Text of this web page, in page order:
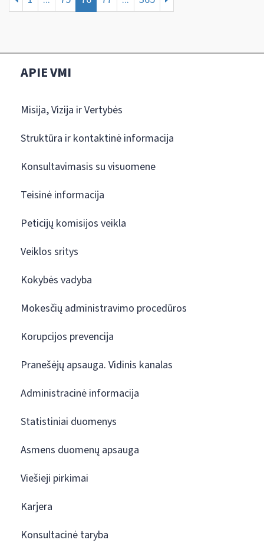
APIE VMI
Misija, Vizija ir Vertybės
Struktūra ir kontaktinė informacija
Konsultavimasis su visuomene
Teisinė informacija
Peticijų komisijos veikla
Veiklos sritys
Kokybės vadyba
Mokesčių administravimo procedūros
Korupcijos prevencija
Pranešėjų apsauga. Vidinis kanalas
Administracinė informacija
Statistiniai duomenys
Asmens duomenų apsauga
Viešieji pirkimai
Karjera
Konsultacinė taryba